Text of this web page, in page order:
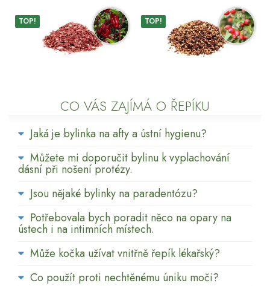
TOP! TOP!
CO VÁS ZAJÍMÁ O ŘEPÍKU
Jaká je bylinka na afty a ústní hygienu?
Můžete mi doporučit bylinu k vyplachování
dásní při nošení protézy.
Jsou nějaké bylinky na paradentózu?
Potřebovala bych poradit něco na opary na
ústech i na intimních místech.
Může kočka užívat vnitřně řepík lékařský?
Co použít proti nechtěnému úniku moči?